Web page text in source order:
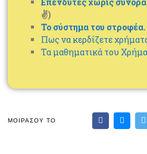
✌)
Το σύστημα του στροφέα.
Πως να κερδίζετε
Τα μαθηματικά του
ΜΟΙΡΆΣΟΥ ΤΟ